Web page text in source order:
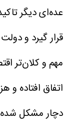
عده‌ای دیگر
قرار گیرد و
مهم و کلان‌تر
اتفاق افتاده و
دچار مشکل